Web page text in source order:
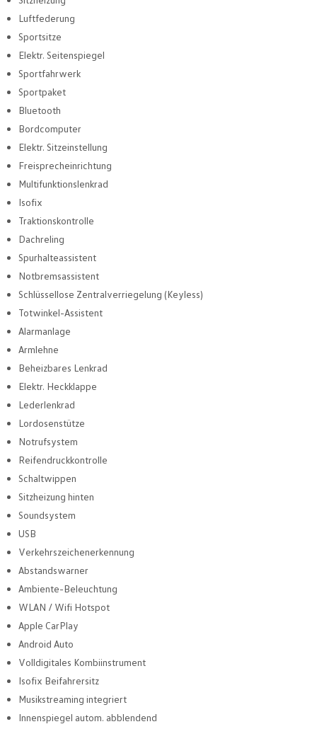
Luftfederung
Sportsitze
Elektr. Seitenspiegel
Sportfahrwerk
Sportpaket
Bluetooth
Bordcomputer
Elektr. Sitzeinstellung
Freisprecheinrichtung
Multifunktionslenkrad
Isofix
Traktionskontrolle
Dachreling
Spurhalteassistent
Notbremsassistent
Schlüssellose Zentralverriegelung (Keyless)
Totwinkel-Assistent
Alarmanlage
Armlehne
Beheizbares Lenkrad
Elektr. Heckklappe
Lederlenkrad
Lordosenstütze
Notrufsystem
Reifendruckkontrolle
Schaltwippen
Sitzheizung hinten
Soundsystem
USB
Verkehrszeichenerkennung
Abstandswarner
Ambiente-Beleuchtung
WLAN / Wifi Hotspot
Apple CarPlay
Android Auto
Volldigitales Kombiinstrument
Isofix Beifahrersitz
Musikstreaming integriert
Innenspiegel autom. abblendend